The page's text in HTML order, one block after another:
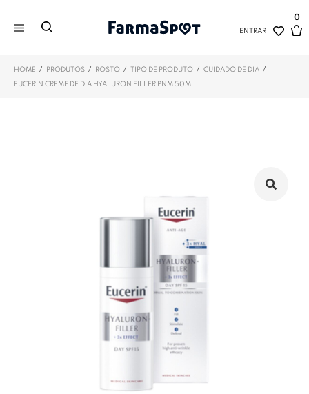
ENTRAR
0
HOME / PRODUTOS / ROSTO / TIPO DE PRODUTO / CUIDADO DE DIA /
EUCERIN CREME DE DIA HYALURON FILLER PNM 50ML